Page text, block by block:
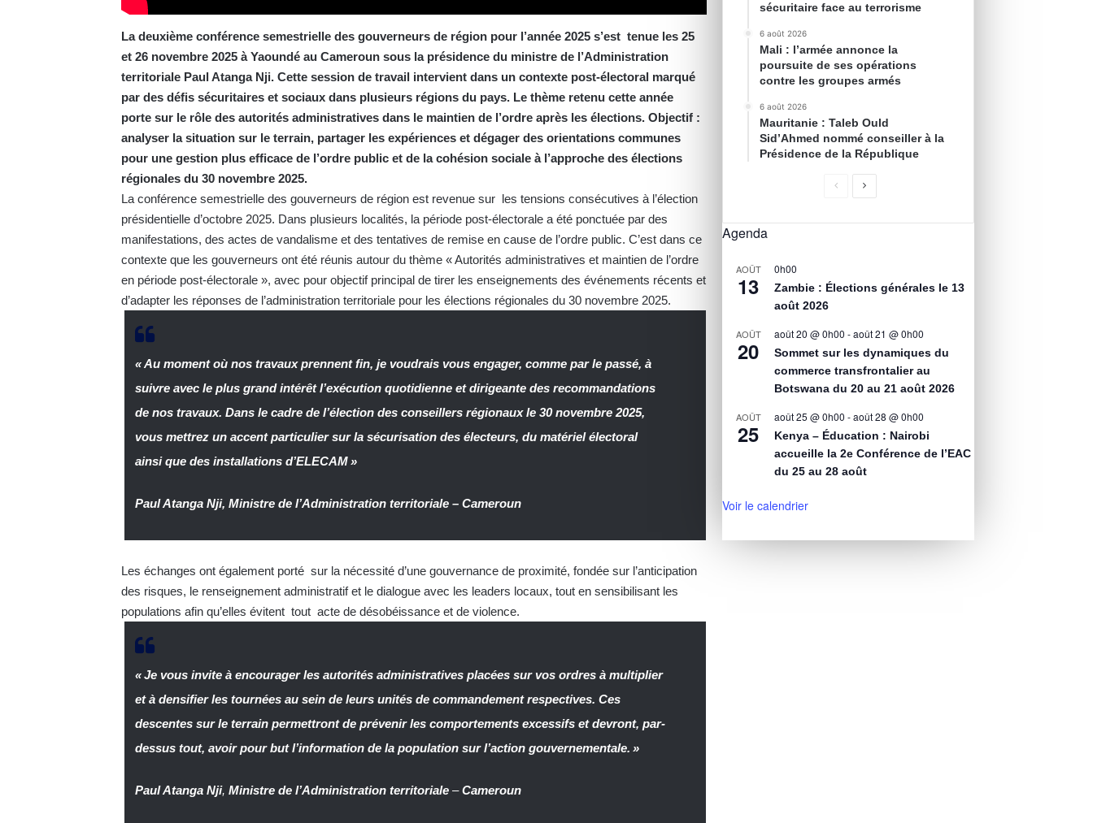
La deuxième conférence semestrielle des gouverneurs de région pour l’année 2025 s’est tenue les 25
et 26 novembre 2025 à Yaoundé au Cameroun sous la présidence du ministre de l’Administration
territoriale Paul Atanga Nji. Cette session de travail intervient dans un contexte post-électoral marqué
par des défis sécuritaires et sociaux dans plusieurs régions du pays. Le thème retenu cette année
porte sur le rôle des autorités administratives dans le maintien de l’ordre après les élections. Objectif :
analyser la situation sur le terrain, partager les expériences et dégager des orientations communes
pour une gestion plus efficace de l’ordre public et de la cohésion sociale à l’approche des élections
régionales du 30 novembre 2025.
La conférence semestrielle des gouverneurs de région est revenue sur les tensions consécutives à l’élection
présidentielle d’octobre 2025. Dans plusieurs localités, la période post-électorale a été ponctuée par des
manifestations, des actes de vandalisme et des tentatives de remise en cause de l’ordre public. C’est dans ce
contexte que les gouverneurs ont été réunis autour du thème « Autorités administratives et maintien de l’ordre
en période post-électorale », avec pour objectif principal de tirer les enseignements des événements récents et
d’adapter les réponses de l’administration territoriale pour les élections régionales du 30 novembre 2025.
« Au moment où nos travaux prennent fin, je voudrais vous engager, comme par le passé, à
suivre avec le plus grand intérêt l’exécution quotidienne et dirigeante des recommandations
de nos travaux. Dans le cadre de l’élection des conseillers régionaux le 30 novembre 2025,
vous mettrez un accent particulier sur la sécurisation des électeurs, du matériel électoral
ainsi que des installations d’ELECAM »
Paul Atanga Nji,Ministre de l’Administration territoriale –Cameroun
Les échanges ont également porté sur la nécessité d’une gouvernance de proximité, fondée sur l’anticipation
des risques, le renseignement administratif et le dialogue avec les leaders locaux, tout en sensibilisant les
populations afin qu’elles évitent tout acte de désobéissance et de violence.
« Je vous invite à encourager les autorités administratives placées sur vos ordres à multiplier
et à densifier les tournées au sein de leurs unités de commandement respectives. Ces
descentes sur le terrain permettront de prévenir les comportements excessifs et devront, par-
dessus tout, avoir pour but l’information de la population sur l’action gouvernementale. »
Paul Atanga Nji,Ministre de l’Administration territoriale –Cameroun
sécuritaire face au terrorisme
6 août 2026
Mali : l’armée annonce la
poursuite de ses opérations
contre les groupes armés
6 août 2026
Mauritanie : Taleb Ould
Sid’Ahmed nommé conseiller à la
Présidence de la République
Agenda
AOÛT
13
0h00
Zambie : Élections générales le 13
août 2026
AOÛT
20
août 20 @ 0h00 -août 21 @ 0h00
Sommet sur les dynamiques du
commerce transfrontalier au
Botswana du 20 au 21 août 2026
AOÛT
25
août 25 @ 0h00 -août 28 @ 0h00
Kenya – Éducation : Nairobi
accueille la 2e Conférence de l’EAC
du 25 au 28 août
Voir le calendrier